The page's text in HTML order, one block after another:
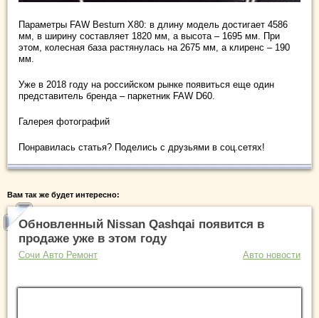
Параметры FAW Besturn X80: в длину модель достигает 4586
мм, в ширину составляет 1820 мм, а высота – 1695 мм. При
этом, колесная база растянулась на 2675 мм, а клиренс – 190
мм.
Уже в 2018 году на российском рынке появиться еще один
представитель бренда – паркетник FAW D60.
Галерея фотографий
Понравилась статья? Поделись с друзьями в соц.сетях!
Вам так же будет интересно:
Обновленный Nissan Qashqai появится в
продаже уже в этом году
Сочи Авто Ремонт Авто новости